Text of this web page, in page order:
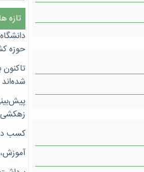
تازه
حوزه
شده‌اند
کسب